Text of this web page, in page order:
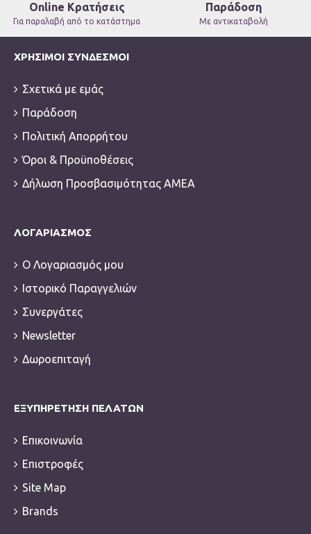
Online Κρατήσεις
Για παραλαβή από το κατάστημα
Παράδοση
Με αντικαταβολή
ΧΡΉΣΙΜΟΙ ΣΎΝΔΕΣΜΟΙ
Σχετικά με εμάς
Παράδοση
Πολιτική Απορρήτου
Όροι & Προϋποθέσεις
Δήλωση Προσβασιμότητας ΑΜΕΑ
ΛΟΓΑΡΙΑΣΜΌΣ
Ο Λογαριασμός μου
Ιστορικό Παραγγελιών
Συνεργάτες
Newsletter
Δωροεπιταγή
ΕΞΥΠΗΡΈΤΗΣΗ ΠΕΛΑΤΏΝ
Επικοινωνία
Επιστροφές
Site Map
Brands